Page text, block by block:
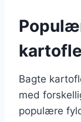
Bagte
med
populære